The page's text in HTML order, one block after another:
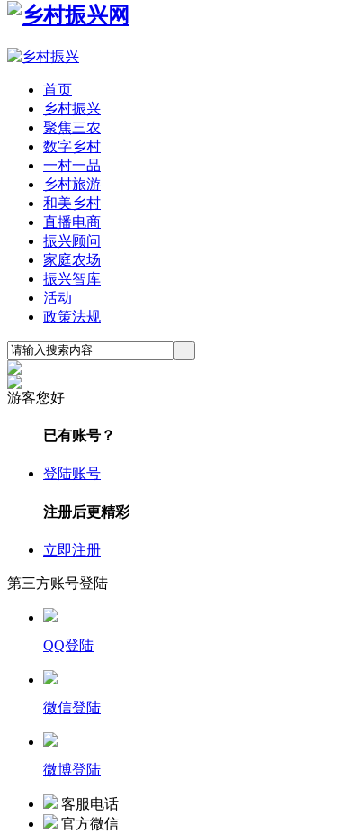
首页
乡村振兴
聚焦三农
数字乡村
一村一品
乡村旅游
和美乡村
直播电商
振兴顾问
家庭农场
振兴智库
活动
政策法规
游客您好
已有账号？
登陆账号
注册后更精彩
立即注册
第三方账号登陆
QQ登陆
微信登陆
微博登陆
客服电话
官方微信